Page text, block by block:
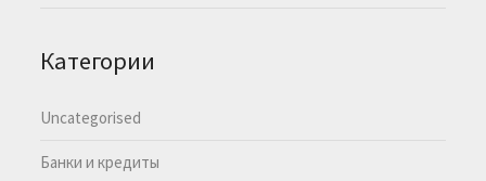
Категории
Uncategorised
Банки и кредиты